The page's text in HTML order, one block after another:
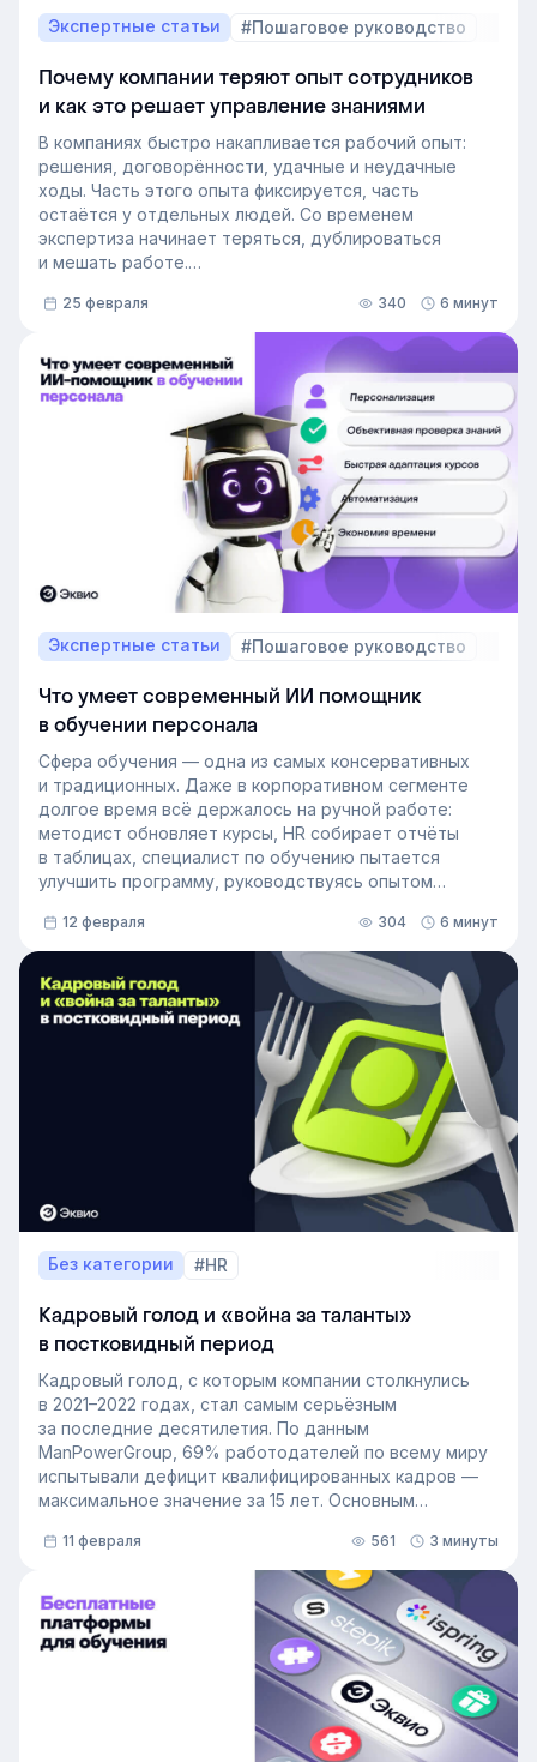
Экспертные статьи #Пошаговое руководство
Почему компании теряют опыт сотрудников
и как это решает управление знаниями
В компаниях быстро накапливается рабочий опыт:
решения, договорённости, удачные и неудачные
ходы. Часть этого опыта фиксируется, часть
остаётся у отдельных людей. Со временем
экспертиза начинает теряться, дублироваться
и мешать работе.
навести порядок в уже накопленном опыте и сделать
его рабочим ресурсом для команды. В статье
разбираем, что это за система и как её организовать.
25 февраля 340 6 минут
Экспертные статьи #Пошаговое руководство
Что умеет современный ИИ помощник
в обучении персонала
Сфера обучения — одна из самых консервативных
и традиционных. Даже в корпоративном сегменте
долгое время всё держалось на ручной работе:
методист обновляет курсы, HR собирает отчёты
в таблицах, специалист по обучению пытается
улучшить программу, руководствуясь опытом
инструменты ИИ в образовании становятся всё
более привычным делом. Искусственный интеллект
помогает сегментировать аудиторию, создавать
сценарии обучения под разные роли, генерировать
образовательный контент, оценивать уровень
учащихся и улучшать курсы. Для современной LMS AI
— становится таким же важным элементом,
как инструменты оценки персонала или аналитики. В
статье мы разберём, какие возможности предлагает
современный ИИ-помощник в обучении персонала
и зачем он нужен компании.
12 февраля 304 6 минут
Без категории #HR
Кадровый голод и «война за таланты»
в постковидный период
Кадровый голод, с которым компании столкнулись
в 2021–2022 годах, стал самым серьёзным
за последние десятилетия. По данным
ManPowerGroup, 69% работодателей по всему миру
испытывали дефицит квалифицированных кадров —
максимальное значение за 15 лет. Основным
резко увеличившая потребность в удалённых
11 февраля 561 3 минуты